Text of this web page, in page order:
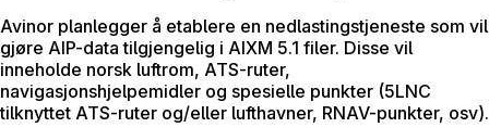
Avinor planlegger å etablere en nedlastingstjeneste som vil
gjøre AIP-data tilgjengelig i AIXM 5.1 filer. Disse vil
inneholde norsk luftrom, ATS-ruter,
navigasjonshjelpemidler og spesielle punkter (5LNC
tilknyttet ATS-ruter og/eller lufthavner, RNAV-punkter, osv).